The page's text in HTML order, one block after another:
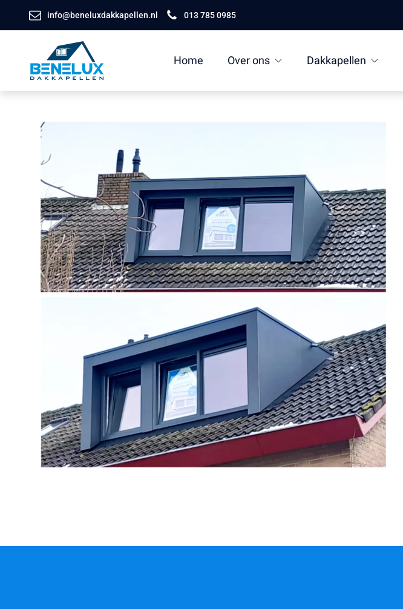
info@beneluxdakkapellen.nl 013 785 0985
Home Over ons Dakkapellen